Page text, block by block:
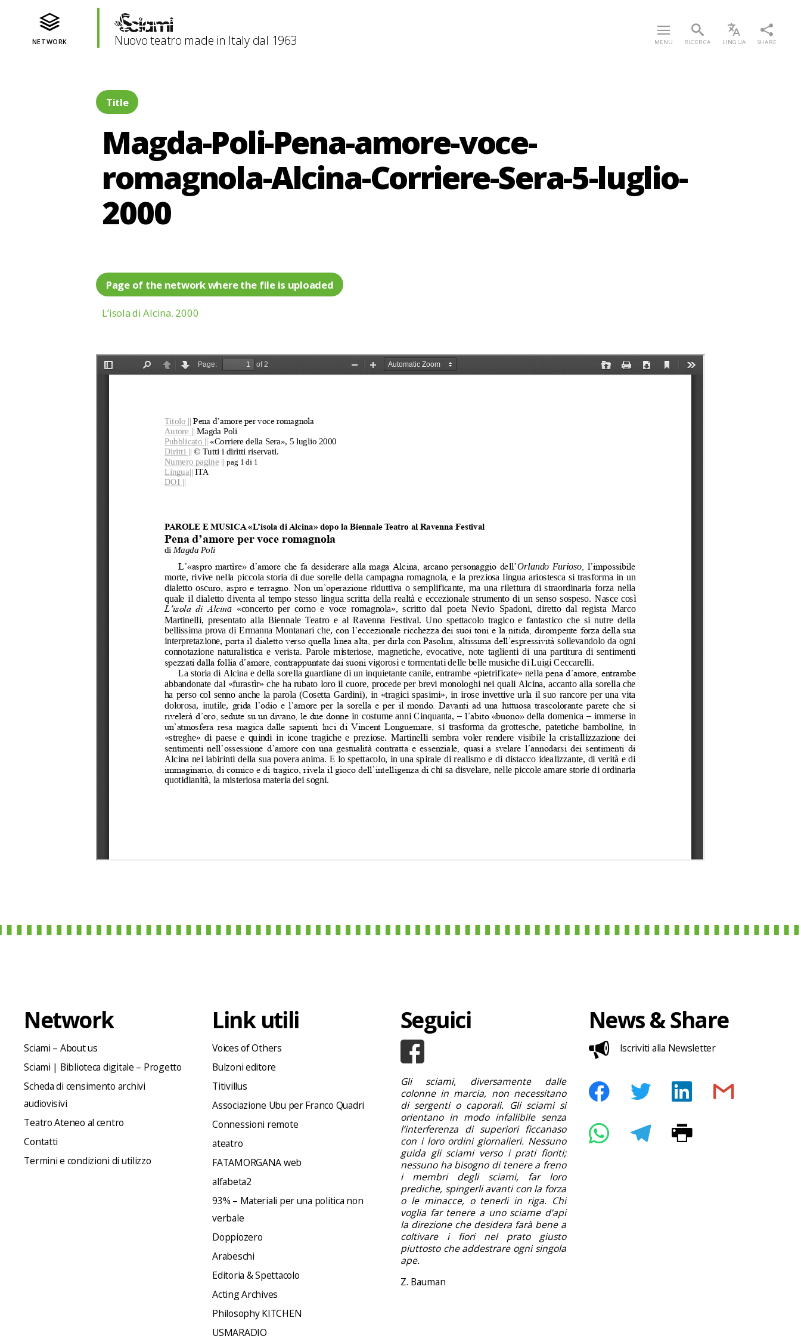
NETWORK Nuovo teatro made in Italy dal 1963 MENU RICERCA LINGUA SHARE
Title
Magda-Poli-Pena-amore-voce-
romagnola-Alcina-Corriere-Sera-5-luglio-
2000
Page of the network where the file is uploaded
L’isola di Alcina. 2000
Network
Sciami – About us
Sciami | Biblioteca digitale – Progetto
Scheda di censimento archivi
audiovisivi
Teatro Ateneo al centro
Contatti
Termini e condizioni di utilizzo
Link utili
Voices of Others
Bulzoni editore
Titivillus
Associazione Ubu per Franco Quadri
Connessioni remote
ateatro
FATAMORGANA web
alfabeta2
93% – Materiali per una politica non
verbale
Doppiozero
Arabeschi
Editoria & Spettacolo
Acting Archives
Philosophy KITCHEN
USMARADIO
Seguici
Gli sciami, diversamente dalle
colonne in marcia, non necessitano
di sergenti o caporali. Gli sciami si
orientano in modo infallibile senza
l’interferenza di superiori ficcanaso
con i loro ordini giornalieri. Nessuno
guida gli sciami verso i prati fioriti;
nessuno ha bisogno di tenere a freno
i membri degli sciami, far loro
prediche, spingerli avanti con la forza
o le minacce, o tenerli in riga. Chi
voglia far tenere a uno sciame d’api
la direzione che desidera farà bene a
coltivare i fiori nel prato giusto
piuttosto che addestrare ogni singola
ape.
Z. Bauman
News & Share
Iscriviti alla Newsletter